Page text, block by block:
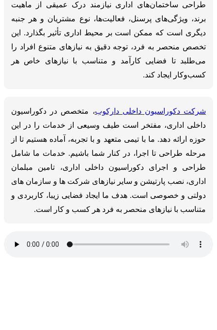
طراحی ساختمان‌های اداری نیازمند درک عمیقی از ماهیت
برند، ویژگی‌های پرسنل، فعالیت‌ها، نوع مشتریان و هر جنبه
دیگری است که ممکن است بر محیط اداری تأثیر بگذارد. این
تخصص منحصر به فرد، توجه دقیق به نیازهای متنوع افراد را
می‌طلبد تا فضایی کارآمد و متناسب با نیازهای خاص هر
کسب‌وکار ایجاد کند.
شرکت دکوراسیون داخلی دارکوب، متخصص در دکوراسیون
داخلی اداری، مفتخر است طیف وسیعی از خدمات را در این
حوزه ارائه دهد. ما با تیمی متعهد و با تجربه، آماده هستیم تا از
مرحله طراحی تا اجرا، در کنار شما باشیم. خدمات ما شامل
طراحی و اجرای دکوراسیون داخلی اداری، تامین مبلمان
اداری، نصب پارتیشن و سایر نیازهای شرکت ها و سازمان های
دولتی و خصوصی است. هدف ما ایجاد فضایی زیبا، کاربردی و
متناسب با نیازهای منحصر به فرد هر کسب و کار است.